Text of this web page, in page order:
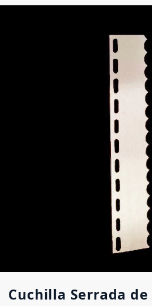
Cuchilla Serrada de